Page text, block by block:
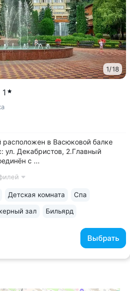
1/18
1
расположен в Васюковой балке
ул. Декабристов, 2.Главный
с ...
Выбрать
Детская комната Спа
зал Бильярд